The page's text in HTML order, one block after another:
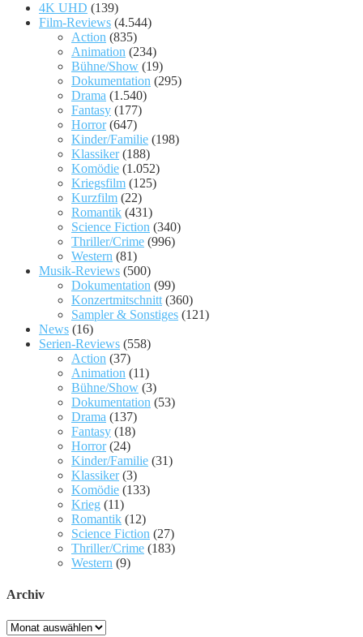
4K UHD (139)
Film-Reviews (4.544)
Action (835)
Animation (234)
Bühne/Show (19)
Dokumentation (295)
Drama (1.540)
Fantasy (177)
Horror(647)
Kinder/Familie (198)
Klassiker(188)
Komödie (1.052)
Kriegsfilm (125)
Kurzfilm (22)
Romantik (431)
Science Fiction (340)
Thriller/Crime (996)
Western (81)
Musik-Reviews (500)
Dokumentation (99)
Konzertmitschnitt (360)
Sampler & Sonstiges (121)
News (16)
Serien-Reviews (558)
Action (37)
Animation (11)
Bühne/Show (3)
Dokumentation (53)
Drama (137)
Fantasy (18)
Horror(24)
Kinder/Familie (31)
Klassiker(3)
Komödie (133)
Krieg (11)
Romantik (12)
Science Fiction (27)
Thriller/Crime (183)
Western (9)
Archiv
Archiv